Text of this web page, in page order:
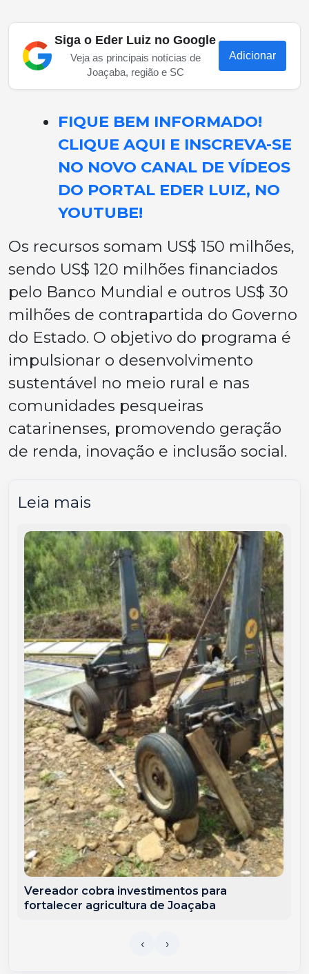
Siga o Eder Luiz no Google
Veja as principais notícias de
Joaçaba, região e SC
Adicionar
FIQUE BEM INFORMADO!
CLIQUE AQUI E INSCREVA-SE
NO NOVO CANAL DE VÍDEOS
DO PORTAL EDER LUIZ, NO
YOUTUBE!
Os recursos somam US$ 150 milhões,
sendo US$ 120 milhões financiados
pelo Banco Mundial e outros US$ 30
milhões de contrapartida do Governo
do Estado. O objetivo do programa é
impulsionar o desenvolvimento
sustentável no meio rural e nas
comunidades pesqueiras
catarinenses, promovendo geração
de renda, inovação e inclusão social.
Leia mais
Vereador cobra investimentos para
fortalecer agricultura de Joaçaba